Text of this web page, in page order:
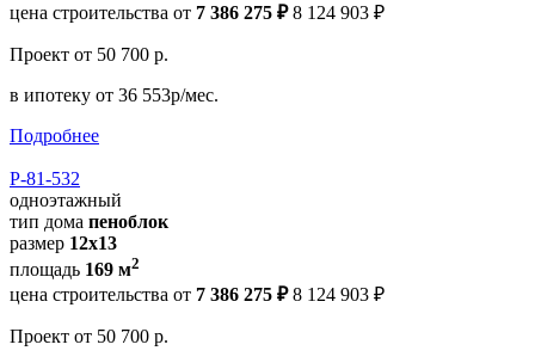
цена строительства от 7 386 275 ₽ 8 124 903 ₽
Проект от 50 700 р.
в ипотеку от 36 553р/мес.
Подробнее
Р-81-532
одноэтажный
тип дома пеноблок
размер 12х13
площадь 169 м2
цена строительства от 7 386 275 ₽ 8 124 903 ₽
Проект от 50 700 р.